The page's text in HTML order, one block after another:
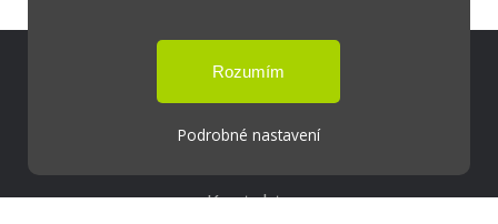
Podrobné nastavení
Škola Online
Strava.cz
Kontakty